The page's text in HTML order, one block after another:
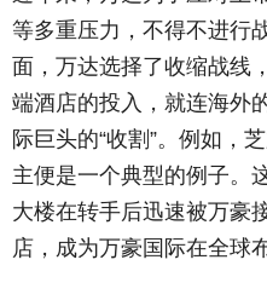
等多重压力，不得不进行
面，万达选择了收缩战线
端酒店的投入，就连海外
际巨头的“收割”。例如，
主便是一个典型的例子。
大楼在转手后迅速被万豪
店，成为万豪国际在全球